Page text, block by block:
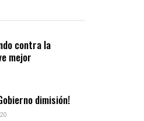
contra la
mejor
dimisión!